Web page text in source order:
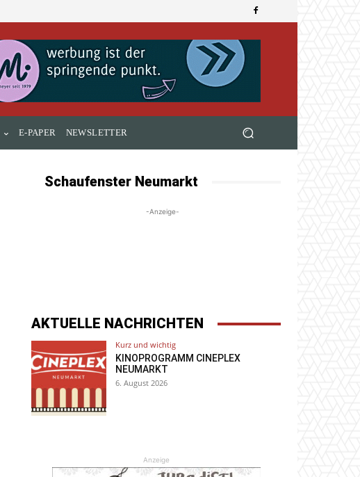
E-PAPER NEWSLETTER
Schaufenster Neumarkt
-Anzeige-
AKTUELLE NACHRICHTEN
Kurz und wichtig
KINOPROGRAMM CINEPLEX
NEUMARKT
6. August 2026
Anzeige